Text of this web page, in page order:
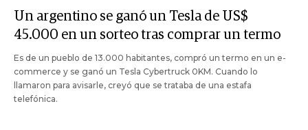
Un argentino se ganó un Tesla de US$
45.000 en un sorteo tras comprar un termo
Es de un pueblo de 13.000 habitantes, compró un termo en un e-
commerce y se ganó un Tesla Cybertruck 0KM. Cuando lo
llamaron para avisarle, creyó que se trataba de una estafa
telefónica.